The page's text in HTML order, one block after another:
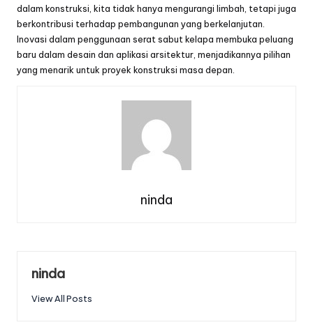
dalam konstruksi, kita tidak hanya mengurangi limbah, tetapi juga
berkontribusi terhadap pembangunan yang berkelanjutan.
Inovasi dalam penggunaan serat sabut kelapa membuka peluang
baru dalam desain dan aplikasi arsitektur, menjadikannya pilihan
yang menarik untuk proyek konstruksi masa depan.
ninda
ninda
View All Posts